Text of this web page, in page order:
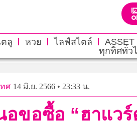
ตลู หวย ไลฟ์สไตล์ ASSET
ทุกทิศทั่ว
ศ 14 มิ.ย. 2566 • 23:33 น.
ขอซื้อ “ฮาแวร์